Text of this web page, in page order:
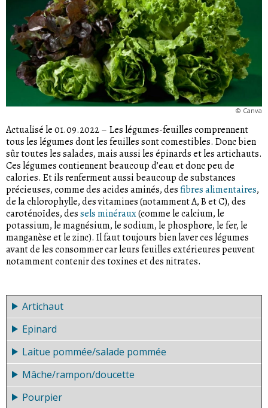
© Canva
Actualisé le 01.09.2022– Les légumes-feuilles comprennent
tous les légumes dont les feuilles sont comestibles. Donc bien
sûr toutes les salades, mais aussi les épinards et les artichauts.
Ces légumes contiennent beaucoup d’eau et donc peu de
calories. Et ils renferment aussi beaucoup de substances
précieuses, comme des acides aminés, desfibres alimentaires,
de la chlorophylle, des vitamines (notamment A, B et C), des
caroténoïdes, dessels minéraux(comme le calcium, le
potassium, le magnésium, le sodium, le phosphore, le fer, le
manganèse et le zinc). Il faut toujours bien laver ces légumes
avant de les consommer car leurs feuilles extérieures peuvent
notamment contenir des toxines et des nitrates.
Artichaut
©Union maraîchère
suisse
méditerranéen, l’artichaut fait partie
de la famille du chardon. Ce légume
contient beaucoup de bonnes choses:
du carotène et des vitamines B, du
du magnésium et du fer. Cette plante renferme aussi un
Epinard
Union maraîchère
L’épinard ne contient certes pas autant
de fer qu’une erreur de calcul l’avait
longtemps laissé supposer. Mais avec
Laitue pommée/salade pommée
La laitue que nous consommons en
salade descend sans doute de la laitue
Mâche/rampon/doucette
Pourpier